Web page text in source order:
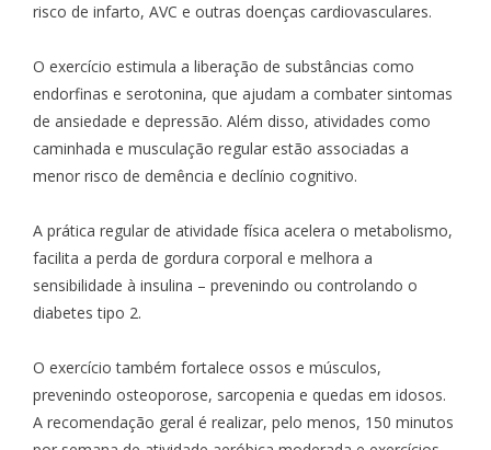
risco de infarto, AVC e outras doenças cardiovasculares.
O exercício estimula a liberação de substâncias como
endorfinas e serotonina, que ajudam a combater sintomas
de ansiedade e depressão. Além disso, atividades como
caminhada e musculação regular estão associadas a
menor risco de demência e declínio cognitivo.
A prática regular de atividade física acelera o metabolismo,
facilita a perda de gordura corporal e melhora a
sensibilidade à insulina – prevenindo ou controlando o
diabetes tipo 2.
O exercício também fortalece ossos e músculos,
prevenindo osteoporose, sarcopenia e quedas em idosos.
A recomendação geral é realizar, pelo menos, 150 minutos